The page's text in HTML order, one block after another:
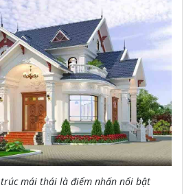
mái thái là điểm nhấn nổi bật